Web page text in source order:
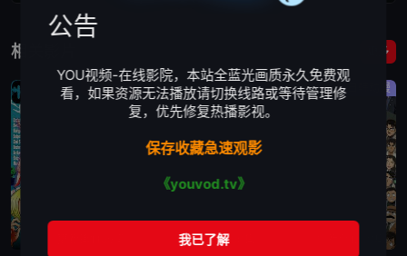
第15集
第18集 第19集 第20集
第22集
第25集
第28集
相关影片 更多
日韩动漫 日韩动漫
更新第1250集
日韩动漫
公告
YOU视频-在线影院，本站全蓝光画质永久免费观
看，如果资源无法播放请切换线路或等待管理修
复，优先修复热播影视。
保存收藏急速观影
《youvod.tv》